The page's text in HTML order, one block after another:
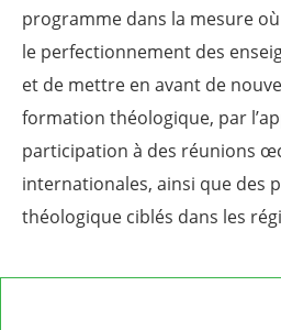
programme dans la mesure
le perfectionnement des
et de mettre en avant de
formation théologique, par
participation à des réunions
internationales, ainsi que des
théologique ciblés dans les